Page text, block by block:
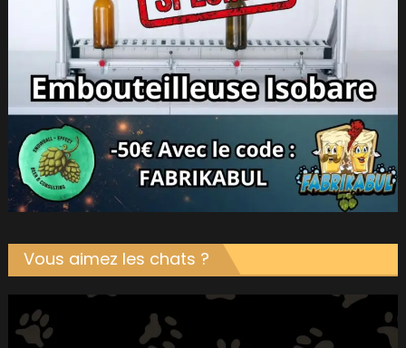
Vous aimez les chats ?